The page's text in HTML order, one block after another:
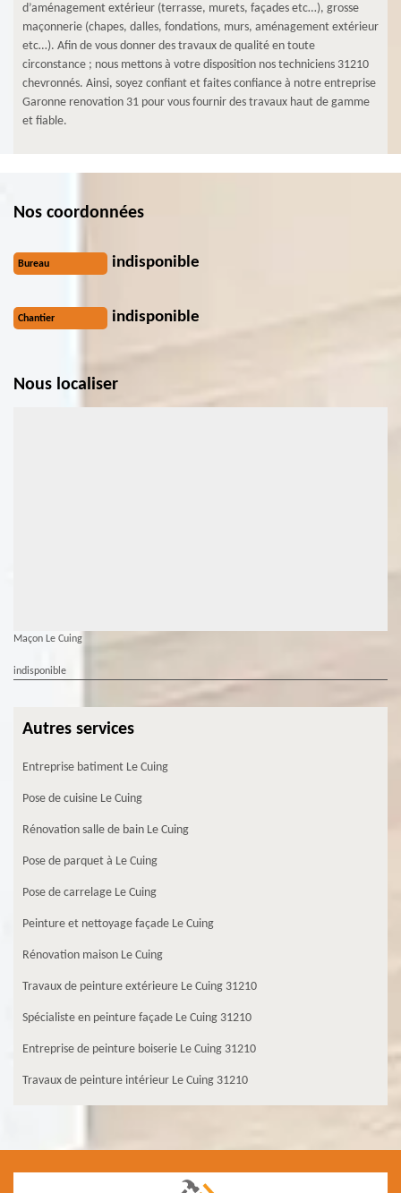
d’aménagement extérieur (terrasse, murets, façades etc…), grosse
maçonnerie (chapes, dalles, fondations, murs, aménagement extérieur
etc…). Afin de vous donner des travaux de qualité en toute
circonstance ; nous mettons à votre disposition nos techniciens 31210
chevronnés. Ainsi, soyez confiant et faites confiance à notre entreprise
Garonne renovation 31 pour vous fournir des travaux haut de gamme
et fiable.
Nos coordonnées
Bureau indisponible
Chantier indisponible
Nous localiser
Maçon Le Cuing
indisponible
Autres services
Entreprise batiment Le Cuing
Pose de cuisine Le Cuing
Rénovation salle de bain Le Cuing
Pose de parquet à Le Cuing
Pose de carrelage Le Cuing
Peinture et nettoyage façade Le Cuing
Rénovation maison Le Cuing
Travaux de peinture extérieure Le Cuing 31210
Spécialiste en peinture façade Le Cuing 31210
Entreprise de peinture boiserie Le Cuing 31210
Travaux de peinture intérieur Le Cuing 31210